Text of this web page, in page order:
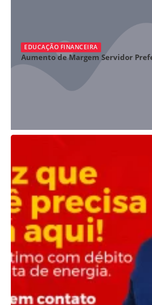
EDUCAÇÃO FINANCEIRA
Aumento de Margem Servidor